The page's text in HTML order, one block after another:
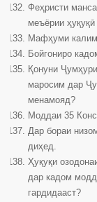
Феҳристи
меъёрии
Мафҳуми
Бойгониро
Қонуни
маросим дар
менамояд?
Моддаи 35
Дар бораи
диҳед.
Ҳуқуқи
дар кадом
гардидааст?